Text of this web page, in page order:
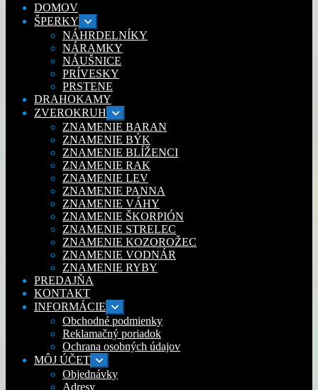
DOMOV
ŠPERKY Rozbaliť
podradené
menu
NÁHRDELNÍKY
NÁRAMKY
NÁUŠNICE
PRÍVESKY
PRSTENE
DRAHOKAMY
ZVEROKRUH Rozbaliť
podradené
menu
ZNAMENIE BARAN
ZNAMENIE BÝK
ZNAMENIE BLÍŽENCI
ZNAMENIE RAK
ZNAMENIE LEV
ZNAMENIE PANNA
ZNAMENIE VÁHY
ZNAMENIE ŠKORPIÓN
ZNAMENIE STRELEC
ZNAMENIE KOZOROŽEC
ZNAMENIE VODNÁR
ZNAMENIE RYBY
PREDAJŇA
KONTAKT
INFORMÁCIE Rozbaliť
podradené
menu
Obchodné podmienky
Reklamačný poriadok
Ochrana osobných údajov
MÔJ ÚČET Rozbaliť
podradené
menu
Objednávky
Adresy